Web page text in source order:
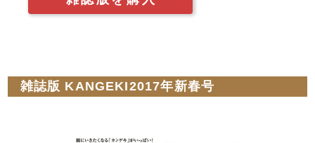
雑誌版 KANGEKI2017年新春号